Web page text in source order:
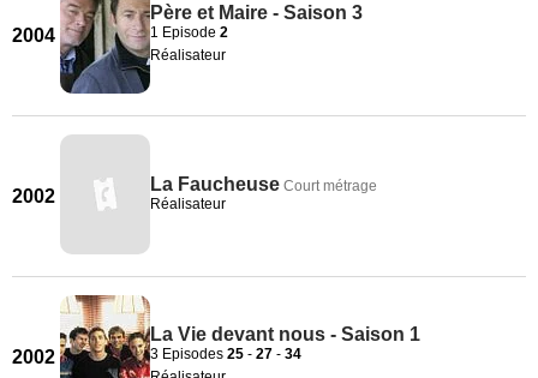
2004
Père et Maire - Saison 3
1 Episode 2
Réalisateur
2002
La Faucheuse Court métrage
Réalisateur
2002
La Vie devant nous - Saison 1
3 Episodes 25 - 27 - 34